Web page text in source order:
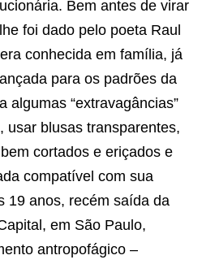
Bem antes de virar
foi dado pelo poeta Raul
conhecida em família, já
para os padrões da
algumas “extravagâncias”
usar blusas transparentes,
cortados e eriçados e
compatível com sua
19 anos, recém saída da
em São Paulo,
antropofágico –